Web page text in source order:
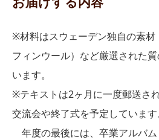
※材料はスウェーデン独自の素
フィンウール）など厳選された
います。
※テキストは2ヶ月に一度郵送さ
交流会や終了式を予定しています
年度の最後には、卒業アルバ